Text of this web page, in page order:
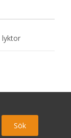
lyktor
Sök